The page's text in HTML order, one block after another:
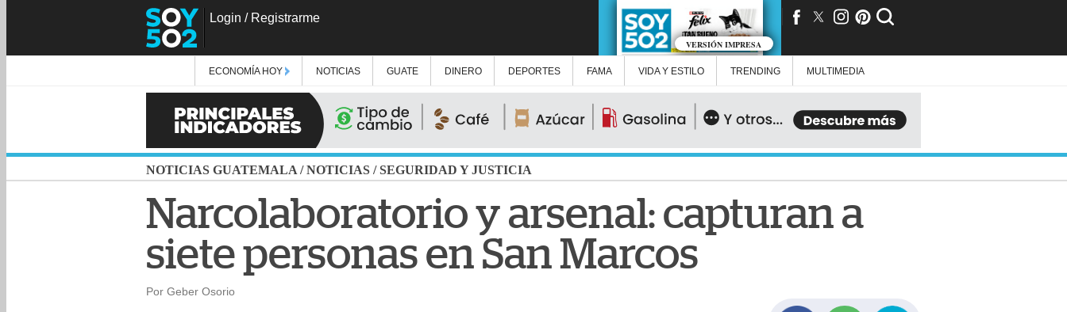
Login / Registrarme
VERSIÓN IMPRESA
ECONOMÍA HOY NOTICIAS GUATE DINERO DEPORTES FAMA VIDA Y ESTILO TRENDING MULTIMEDIA
NOTICIAS GUATEMALA /NOTICIAS /SEGURIDAD Y JUSTICIA
Narcolaboratorio y arsenal: capturan a
siete personas en San Marcos
Por Geber Osorio